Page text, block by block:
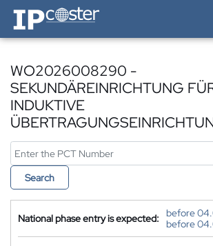
IP-Coster — Home
WO2026008290 -
SEKUNDÄREINRICHTUNG
INDUKTIVE
Search
National phase entry is expected:
before
before